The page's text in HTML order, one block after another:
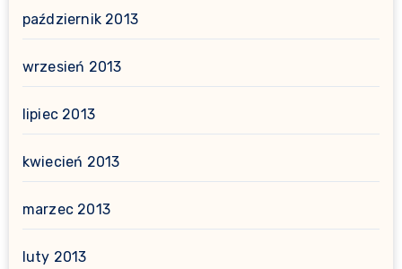
październik 2013
wrzesień 2013
lipiec 2013
kwiecień 2013
marzec 2013
luty 2013